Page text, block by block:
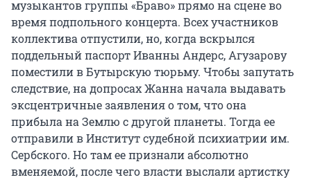
музыкантов группы «Браво» прямо на сцене во
время подпольного концерта. Всех участников
коллектива отпустили, но, когда вскрылся
поддельный паспорт Иванны Андерс, Агузарову
поместили в Бутырскую тюрьму. Чтобы запутать
следствие, на допросах Жанна начала выдавать
эксцентричные заявления о том, что она
прибыла на Землю с другой планеты. Тогда ее
отправили в Институт судебной психиатрии им.
Сербского. Но там ее признали абсолютно
вменяемой, после чего власти выслали артистку